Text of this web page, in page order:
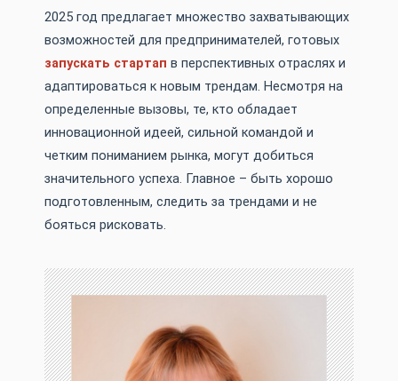
2025 год предлагает множество захватывающих
возможностей для предпринимателей, готовых
запускать стартап в перспективных отраслях и
адаптироваться к новым трендам. Несмотря на
определенные вызовы, те, кто обладает
инновационной идеей, сильной командой и
четким пониманием рынка, могут добиться
значительного успеха. Главное – быть хорошо
подготовленным, следить за трендами и не
бояться рисковать.